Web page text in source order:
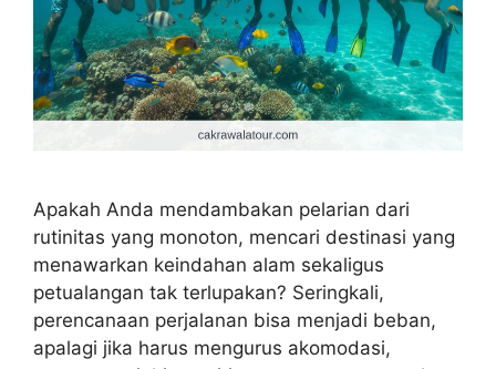
Apakah Anda mendambakan pelarian dari
rutinitas yang monoton, mencari destinasi yang
menawarkan keindahan alam sekaligus
petualangan tak terlupakan? Seringkali,
perencanaan perjalanan bisa menjadi beban,
apalagi jika harus mengurus akomodasi,